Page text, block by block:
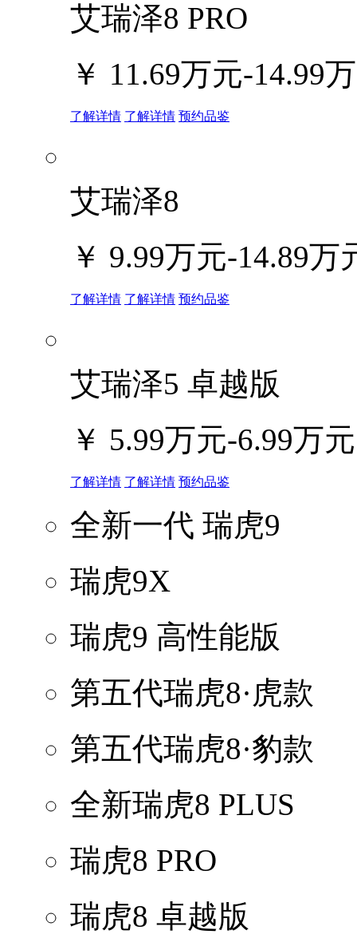
艾瑞泽8 PRO
￥ 11.69万元-14.99
了解详情 了解详情 预约品鉴
艾瑞泽8
￥ 9.99万元-14.89万
了解详情 了解详情 预约品鉴
艾瑞泽5 卓越版
￥ 5.99万元-6.99万元
了解详情 了解详情 预约品鉴
全新一代 瑞虎9
瑞虎9X
瑞虎9 高性能版
第五代瑞虎8·虎款
第五代瑞虎8·豹款
全新瑞虎8 PLUS
瑞虎8 PRO
瑞虎8 卓越版